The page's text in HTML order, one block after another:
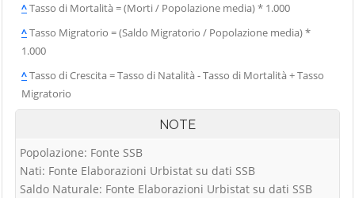
^Tasso di Mortalità = (Morti / Popolazione media) * 1.000
^Tasso Migratorio = (Saldo Migratorio / Popolazione media) *
1.000
^Tasso di Crescita = Tasso di Natalità - Tasso di Mortalità + Tasso
Migratorio
NOTE
Popolazione: Fonte SSB
Nati: Fonte Elaborazioni Urbistat su dati SSB
Saldo Naturale: Fonte Elaborazioni Urbistat su dati SSB